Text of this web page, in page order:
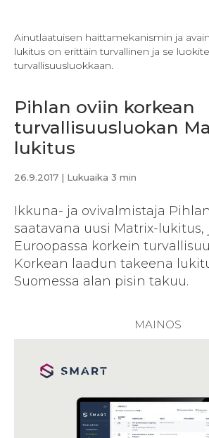
Ainutlaatuisen haittamekanismin ja
lukitus on erittäin turvallinen ja se
turvallisuusluokkaan.
Pihlan oviin korkean
turvallisuusluokan
lukitus
26.9.2017 | Lukuaika 3 min
Ikkuna- ja ovivalmistaja
saatavana uusi Matrix-lukitus,
Euroopassa korkein
Korkean laadun takeena
Suomessa alan pisin takuu.